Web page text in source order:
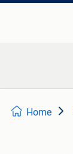
Home